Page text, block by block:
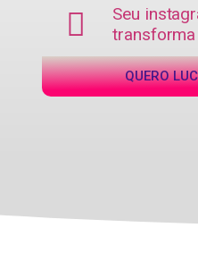
Seu
QUERO